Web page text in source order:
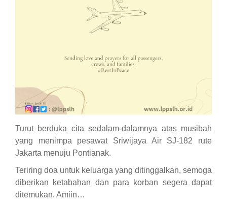
Turut berduka cita sedalam-dalamnya atas musibah
yang menimpa pesawat Sriwijaya Air SJ-182 rute
Jakarta menuju Pontianak.
Teriring doa untuk keluarga yang ditinggalkan, semoga
diberikan ketabahan dan para korban segera dapat
ditemukan. Amiin…